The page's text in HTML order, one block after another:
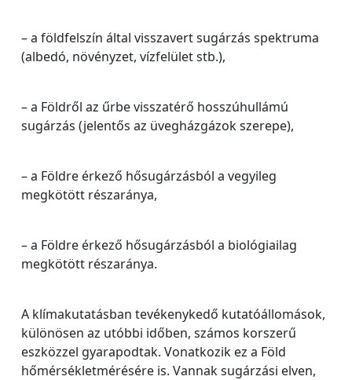
– a földfelszín által visszavert sugárzás spektruma
(albedó, növényzet, vízfelület stb.),
– a Földről az űrbe visszatérő hosszúhullámú
sugárzás (jelentős az üvegházgázok szerepe),
– a Földre érkező hősugárzásból a vegyileg
megkötött részaránya,
– a Földre érkező hősugárzásból a biológiailag
megkötött részaránya.
A klímakutatásban tevékenykedő kutatóállomások,
különösen az utóbbi időben, számos korszerű
eszközzel gyarapodtak. Vonatkozik ez a Föld
hőmérsékletmérésére is. Vannak sugárzási elven,